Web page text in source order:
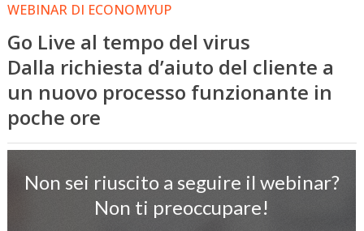
WEBINAR DI ECONOMYUP
Go Live al tempo del virus
Dalla richiesta d’aiuto del cliente a
un nuovo processo funzionante in
poche ore
Non sei riuscito a seguire il webinar?
Non ti preoccupare!